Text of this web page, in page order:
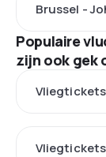
Brussel -
Populaire
zijn ook gek